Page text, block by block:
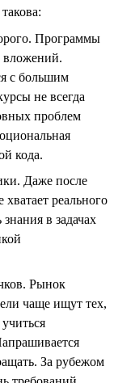
Программы
вложений.
с большим
не всегда
проблем
кода.
Даже после
реального
в задачах
Рынок
чаще ищут тех,
За рубежом